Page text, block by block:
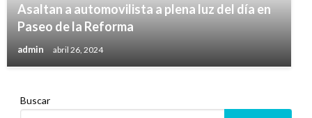
Asaltan a automovilista a plena luz del día en
Paseo de la Reforma
admin abril 26, 2024
Buscar